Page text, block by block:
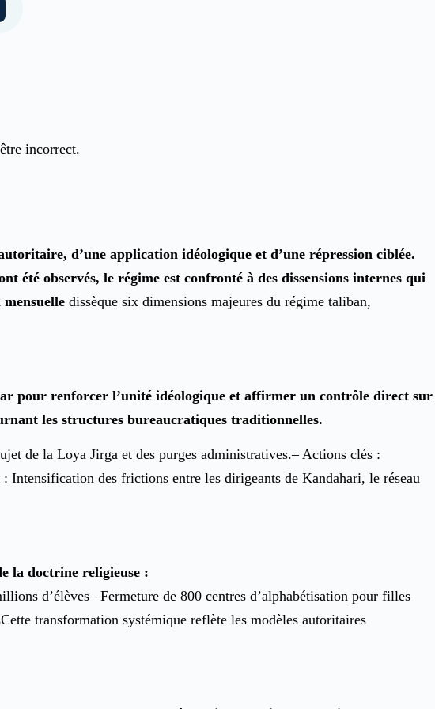
d’une application idéologique et d’une répression ciblée.
été observés, le régime est confronté à des dissensions internes qui
dissèque six dimensions majeures du régime taliban,
pour renforcer l’unité idéologique et affirmer un contrôle direct sur
les structures bureaucratiques traditionnelles.
de la Loya Jirga et des purges administratives.– Actions clés :
Intensification des frictions entre les dirigeants de Kandahari, le réseau
la doctrine religieuse :
d’élèves– Fermeture de 800 centres d’alphabétisation pour filles
transformation systémique reflète les modèles autoritaires